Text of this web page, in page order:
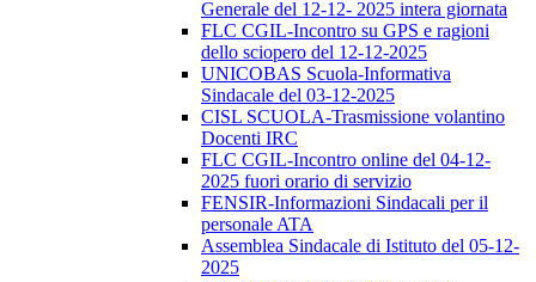
Generale del 12-12- 2025 intera giornata
FLC CGIL-Incontro su GPS e ragioni
dello sciopero del 12-12-2025
UNICOBAS Scuola-Informativa
Sindacale del 03-12-2025
CISL SCUOLA-Trasmissione volantino
Docenti IRC
FLC CGIL-Incontro online del 04-12-
2025 fuori orario di servizio
FENSIR-Informazioni Sindacali per il
personale ATA
Assemblea Sindacale di Istituto del 05-12-
2025